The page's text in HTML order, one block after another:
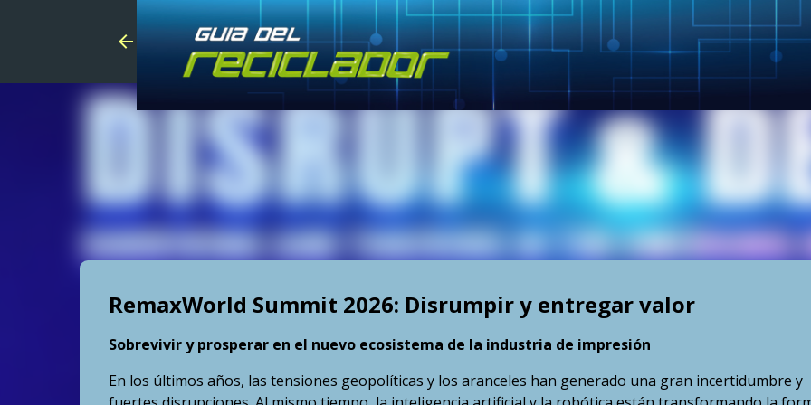
Skip to main content
RemaxWorld Summit 2026: Disrumpir y entregar valor
Sobrevivir y prosperar en el nuevo ecosistema de la industria de impresión
En los últimos años, las tensiones geopolíticas y los aranceles han generado una gran incertidumbre y